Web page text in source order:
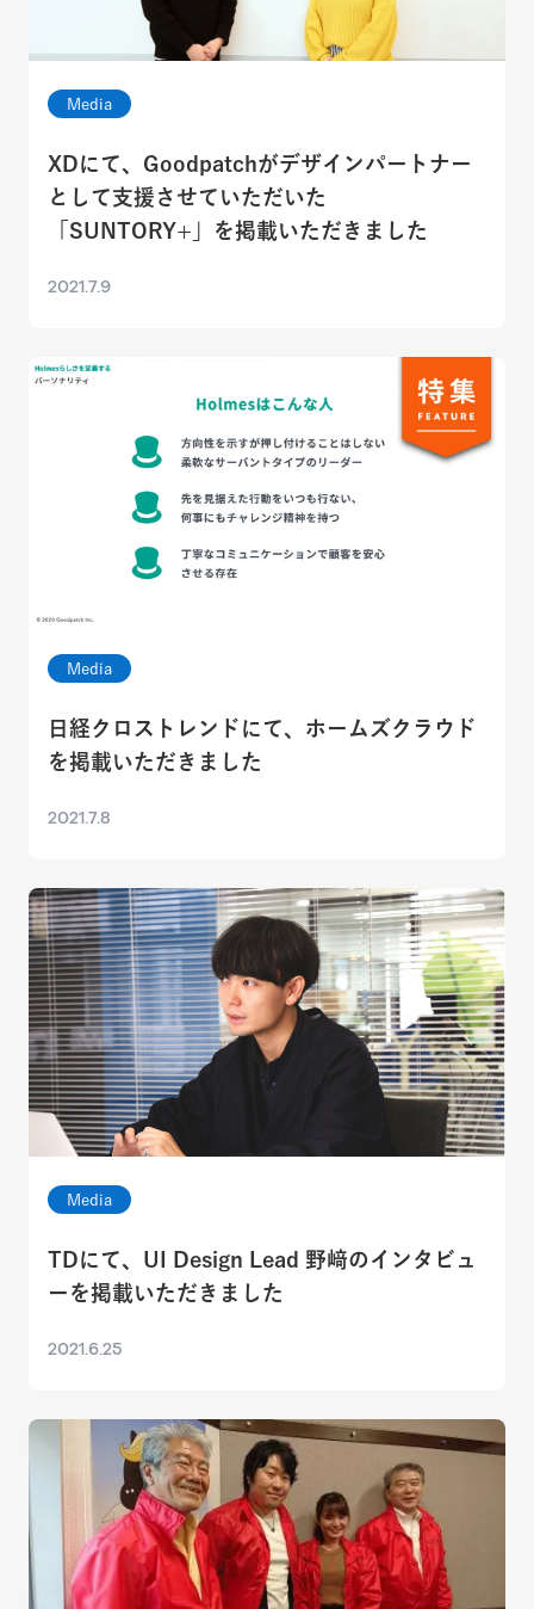
Media
XDにて、Goodpatchがデザインパートナー
として支援させていただいた
「SUNTORY+」を掲載いただきました
2021.7.9
Media
日経クロストレンドにて、ホームズクラウド
を掲載いただきました
2021.7.8
Media
TDにて、UI Design Lead 野﨑のインタビュ
ーを掲載いただきました
2021.6.25